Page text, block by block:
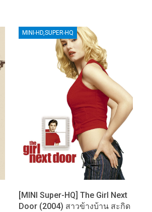
MINI-HD,SUPER-HQ
[MINI Super-HQ] The Girl Next
Door (2004) สาวข้างบ้าน สะกิด